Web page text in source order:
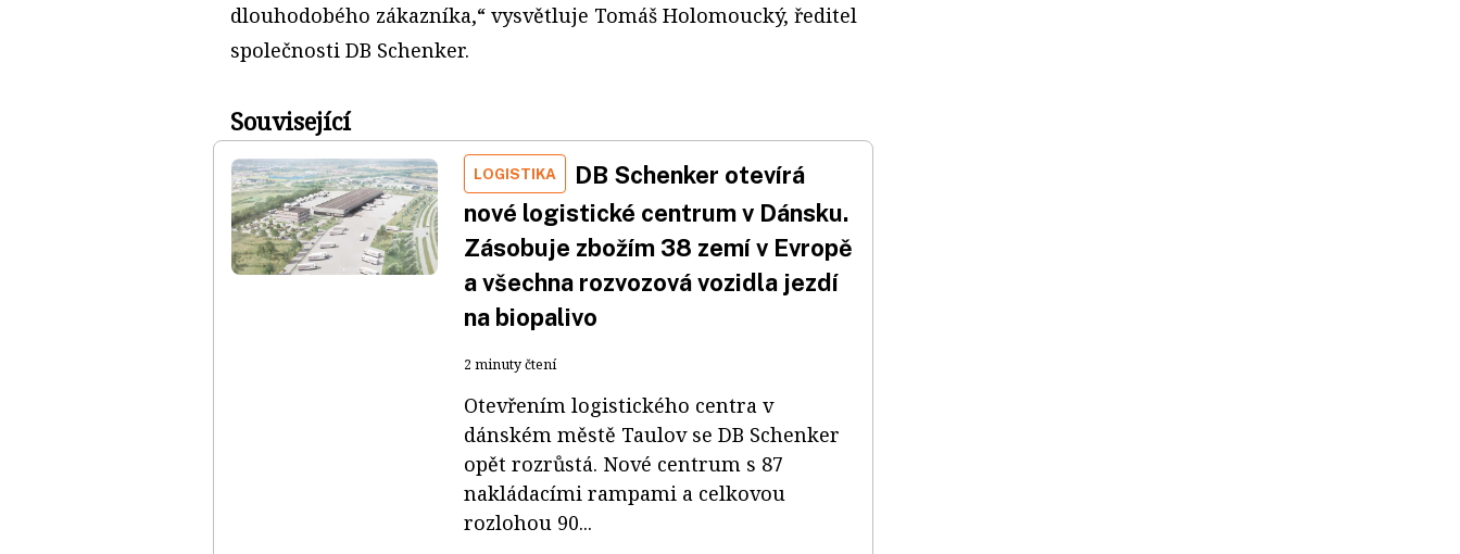
dlouhodobého zákazníka,“ vysvětluje Tomáš Holomoucký, ředitel
společnosti DB Schenker.
Související
LOGISTIKA
DB Schenker otevírá
nové logistické centrum v Dánsku.
Zásobuje zbožím 38 zemí v Evropě
a všechna rozvozová vozidla jezdí
na biopalivo
2 minuty čtení
Otevřením logistického centra v
dánském městě Taulov se DB Schenker
opět rozrůstá. Nové centrum s 87
nakládacími rampami a celkovou
rozlohou 90...